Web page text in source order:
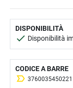
DISPONIBILITÀ
Disponibilità
CODICE A BARRE
3760035450221